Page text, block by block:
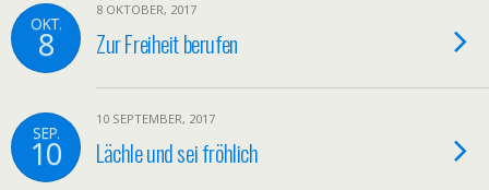
OKT.
8
8 OKTOBER, 2017
Zur Freiheit berufen
SEP.
10
10 SEPTEMBER, 2017
Lächle und sei fröhlich